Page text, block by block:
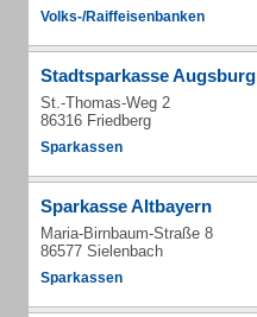
Volks-/Raiffeisenbanken
Stadtsparkasse Augsburg
St.-Thomas-Weg 2
86316 Friedberg
Sparkassen
Sparkasse Altbayern
Maria-Birnbaum-Straße 8
86577 Sielenbach
Sparkassen